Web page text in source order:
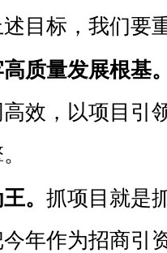
目标，我们要
高质量发展根基
效，以项目引
。 抓项目就是
年作为招商引